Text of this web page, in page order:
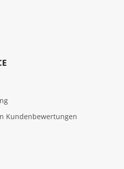
Kundenbewertungen